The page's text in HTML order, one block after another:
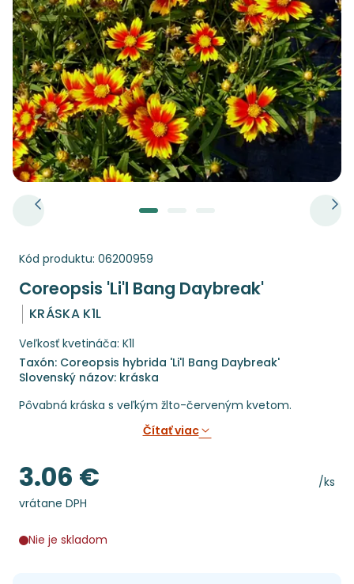
Kód produktu: 06200959
Coreopsis 'Li'l Bang Daybreak'
KRÁSKA K1L
Veľkosť kvetináča: K1l
Taxón: Coreopsis hybrida 'Li'l Bang Daybreak'
Slovenský názov: kráska
Pôvabná kráska s veľkým žlto-červeným kvetom.
Čítať viac
Cena
/ks
Cena
3.06 €
vrátane DPH
Nie je skladom